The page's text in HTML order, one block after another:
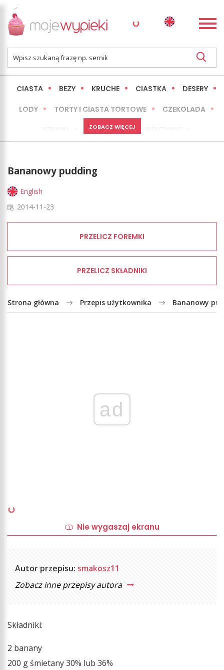
CIASTA BEZY KRUCHE CIASTKA DESERY
LODY TORTY I CIASTA TORTOWE CZEKOLADA
MINI WYPIEKI
LŻEJSZE / ZDROWSZE
ZOBACZ WIĘCEJ
Bananowy pudding
English
2014-11-23
PRZELICZ FOREMKI
PRZELICZ SKŁADNIKI
Strona główna Przepis użytkownika Bananowy
ad
Nie wygaszaj ekranu
Autor przepisu: smakosz11
Zobacz inne przepisy autora
Składniki:
2 banany
200 g śmietany 30% lub 36%